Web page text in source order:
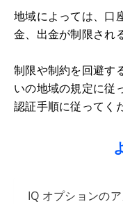
地域によっては、口
金、出金が制限され
制限や制約を回避す
いの地域の規定に従
認証手順に従ってく
IQ オプションの